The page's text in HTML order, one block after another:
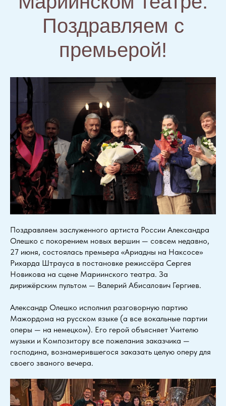
Поздравляем с
премьерой!
Поздравляем заслуженного артиста России Александра
Олешко с покорением новых вершин — совсем недавно,
27 июня, состоялась премьера «Ариадны на Наксосе»
Рихарда Штрауса в постановке режиссёра Сергея
Новикова на сцене Мариинского театра. За
дирижёрским пультом — Валерий Абисалович Гергиев.
Александр Олешко исполнил разговорную партию
Мажордома на русском языке (а все вокальные партии
оперы — на немецком). Его герой объясняет Учителю
музыки и Композитору все пожелания заказчика —
господина, вознамерившегося заказать целую оперу для
своего званого вечера.